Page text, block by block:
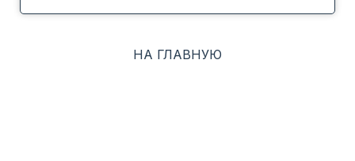
НА ГЛАВНУЮ